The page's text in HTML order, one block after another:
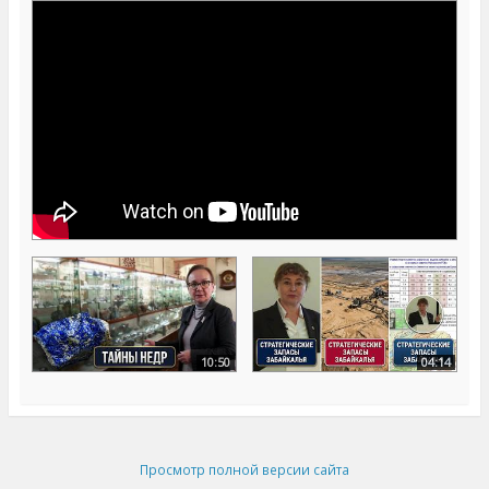
10:50 04:14
Просмотр полной версии сайта